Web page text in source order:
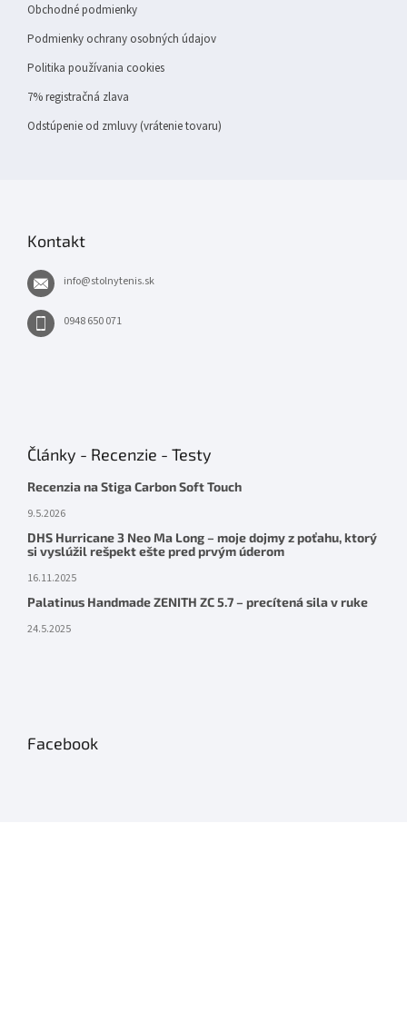
Obchodné podmienky
Podmienky ochrany osobných údajov
Politika používania cookies
7% registračná zlava
Odstúpenie od zmluvy (vrátenie tovaru)
Kontakt
info@stolnytenis.sk
0948 650 071
Články - Recenzie - Testy
Recenzia na Stiga Carbon Soft Touch
9.5.2026
DHS Hurricane 3 Neo Ma Long – moje dojmy z poťahu, ktorý
si vyslúžil rešpekt ešte pred prvým úderom
16.11.2025
Palatinus Handmade ZENITH ZC 5.7 – precítená sila v ruke
24.5.2025
Facebook